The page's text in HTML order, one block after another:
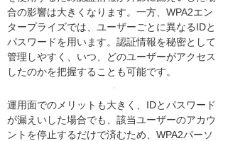
合の影響は大きくなります。一方、WPA2エン
タープライズでは、ユーザーごとに異なるIDと
パスワードを用います。認証情報を秘密として
管理しやすく、いつ、どのユーザーがアクセス
したのかを把握することも可能です。
運用面でのメリットも大きく、IDとパスワード
が漏えいした場合でも、該当ユーザーのアカウ
ントを停止するだけで済むため、WPA2パーソ